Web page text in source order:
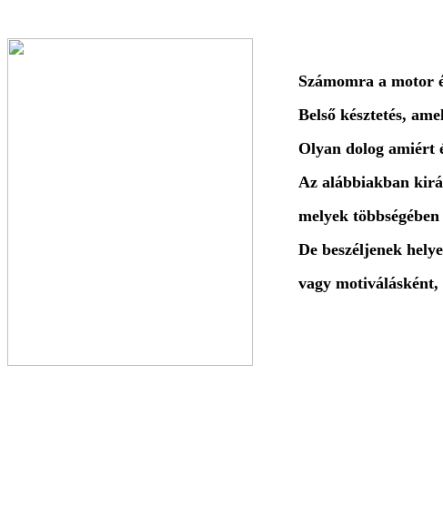
Számomra a motor
Belső késztetés,
Olyan dolog amiért
Az alábbiakban
melyek
De beszéljenek
vagy